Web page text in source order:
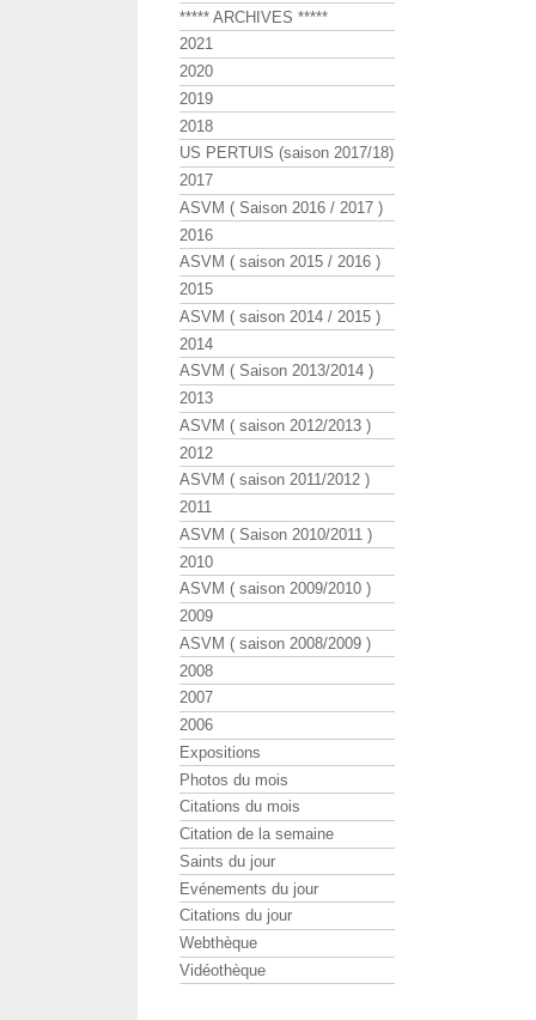
***** ARCHIVES *****
2021
2020
2019
2018
US PERTUIS (saison 2017/18)
2017
ASVM ( Saison 2016 / 2017 )
2016
ASVM ( saison 2015 / 2016 )
2015
ASVM ( saison 2014 / 2015 )
2014
ASVM ( Saison 2013/2014 )
2013
ASVM ( saison 2012/2013 )
2012
ASVM ( saison 2011/2012 )
2011
ASVM ( Saison 2010/2011 )
2010
ASVM ( saison 2009/2010 )
2009
ASVM ( saison 2008/2009 )
2008
2007
2006
Expositions
Photos du mois
Citations du mois
Citation de la semaine
Saints du jour
Evénements du jour
Citations du jour
Webthèque
Vidéothèque